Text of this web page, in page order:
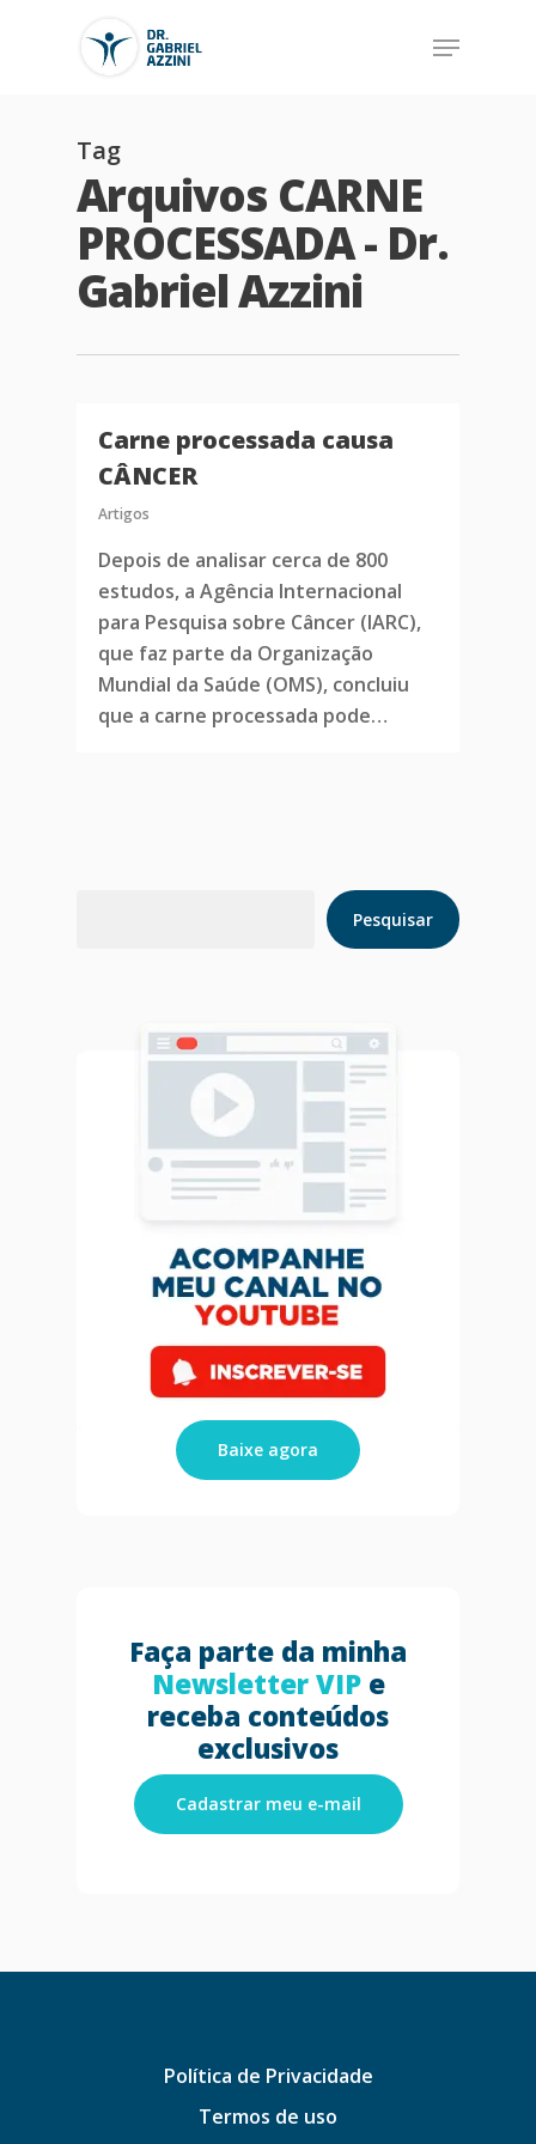
Tag
Arquivos CARNE
PROCESSADA - Dr.
Gabriel Azzini
Carne processada causa
CÂNCER
Artigos
Depois de analisar cerca de 800
estudos, a Agência Internacional
para Pesquisa sobre Câncer (IARC),
que faz parte da Organização
Mundial da Saúde (OMS), concluiu
que a carne processada pode…
Pesquisar
Baixe agora
Faça parte da minha
Newsletter VIPe
receba conteúdos
exclusivos
Cadastrar meu e-mail
Política de Privacidade
Termos de uso
Home
Blog
Agendar Consulta
Livro 128 Receitas
Contato
Publicações